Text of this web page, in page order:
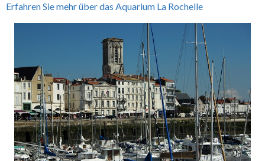
Erfahren Sie mehr über das Aquarium La Rochelle